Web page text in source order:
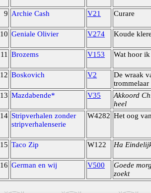
9 Archie Cash V21 Curare
10 Geniale Olivier V274 Koude
11 Brozems V153 Wat hoor
12 Boskovich V2
De wraak
trommelaar
13 Mazdabende* V35
Akkoord
heel
14 Stripverhalen zonder
stripverhalenserie
W4282 Het oog
15 Taco Zip W122 Ha
16 German en wij V500
Goede
zoekt